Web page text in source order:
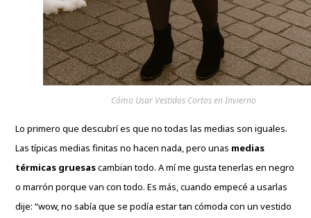
Cómo Usar Vestidos Cortos en Invierno
Lo primero que descubrí es que no todas las medias son iguales.
Las típicas medias finitas no hacen nada, pero unas medias
térmicas gruesascambian todo. A mí me gusta tenerlas en negro
o marrón porque van con todo. Es más, cuando empecé a usarlas
dije: “wow, no sabía que se podía estar tan cómoda con un vestido